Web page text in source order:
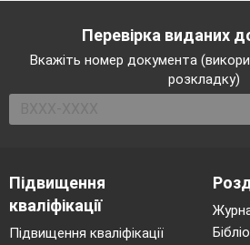
Перевірка виданих
Вкажіть номер документа
розкладку)
Підвищення
кваліфікації
Підвищення кваліфікації